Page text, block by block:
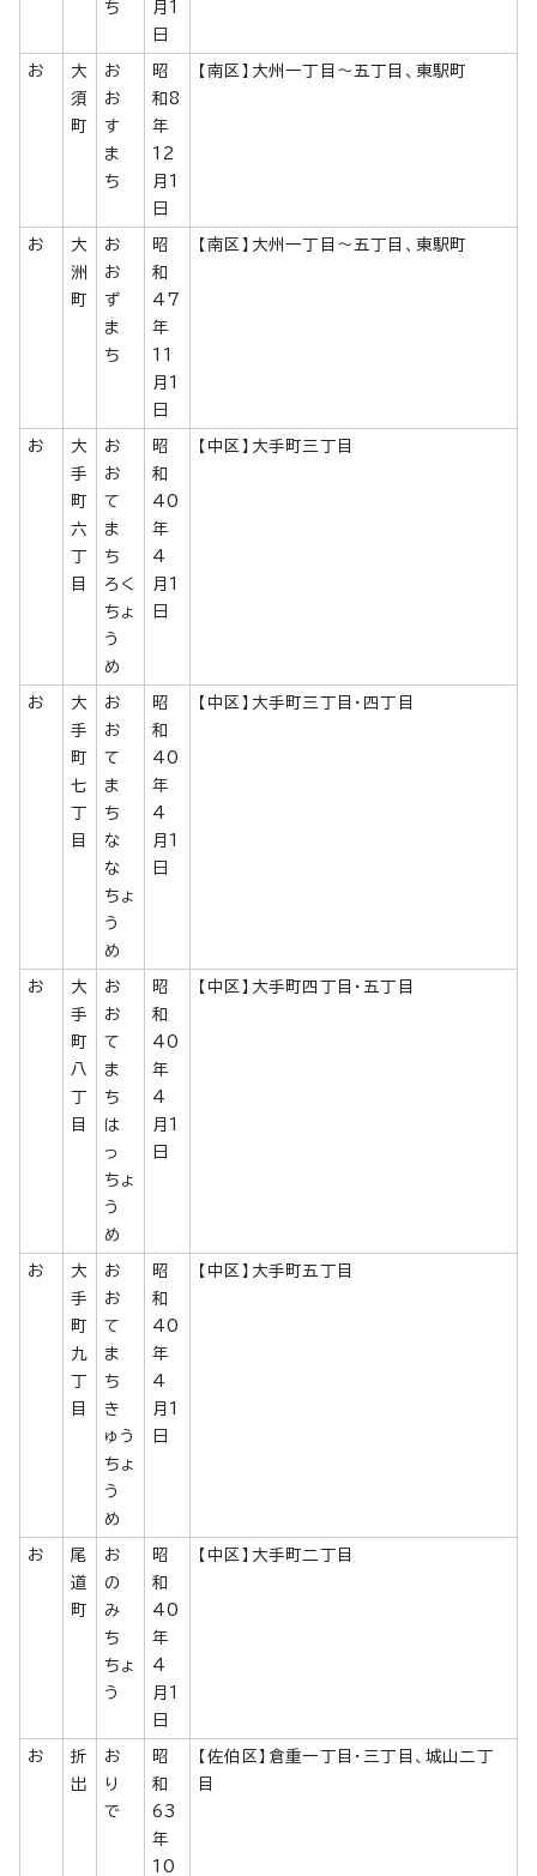
ち
月1
日
お
大
須
町
お
お
す
ま
ち
昭
和8
年
12
月1
日
【南区】大州一丁目～五丁目、東駅町
お
大
洲
町
お
お
ず
ま
ち
昭
和
47
年
11
月1
日
【南区】大州一丁目～五丁目、東駅町
お
大
手
町
六
丁
目
お
お
て
ま
ち
ろく
ちょ
う
め
昭
和
40
年
4
月1
日
【中区】大手町三丁目
お
大
手
町
七
丁
目
お
お
て
ま
ち
な
な
ちょ
う
め
昭
和
40
年
4
月1
日
【中区】大手町三丁目・四丁目
お
大
手
町
八
丁
目
お
お
て
ま
ち
は
っ
ちょ
う
め
昭
和
40
年
4
月1
日
【中区】大手町四丁目・五丁目
お
大
手
町
九
丁
目
お
お
て
ま
ち
き
ゅう
ちょ
う
め
昭
和
40
年
4
月1
日
【中区】大手町五丁目
お
尾
道
町
お
の
み
ち
ちょ
う
昭
和
40
年
4
月1
日
【中区】大手町二丁目
お
折
出
お
り
で
昭
和
63
年
10
【佐伯区】倉重一丁目・三丁目、城山二丁
目